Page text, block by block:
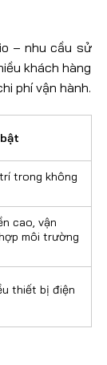
– nhu cầu sử
khách hàng
phí vận hành.
trong không
cao, vận
môi trường
thiết bị điện